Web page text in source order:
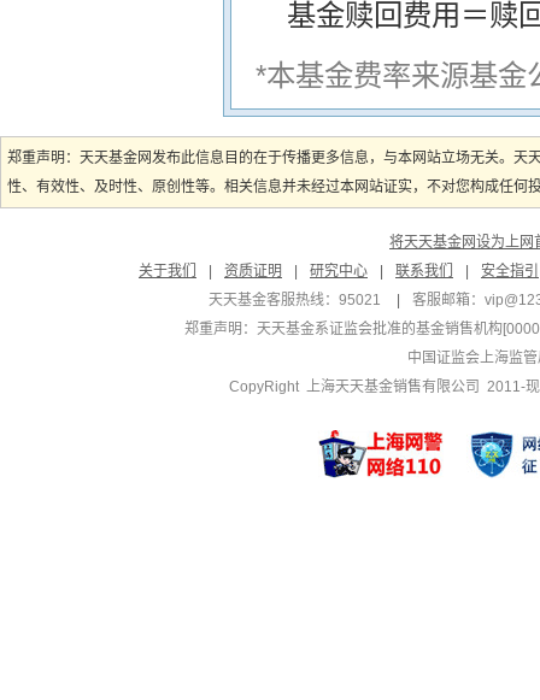
基金赎回费用＝赎
*本基金费率来源基金
郑重声明：天天基金网发布此信息目的在于传播更多信息，与本网站立场无关。
性、有效性、及时性、原创性等。相关信息并未经过本网站证实，不对您构成任
将天天基金网设为上网
关于我们
资质证明 研究中心 联系我们
安全指引
天天基金客服热线：95021
客服邮箱：
郑重声明：天天基金系证监会批准的基金销售机构
中国证监会上海监
CopyRight 上海天天基金销售有限公司 2011-